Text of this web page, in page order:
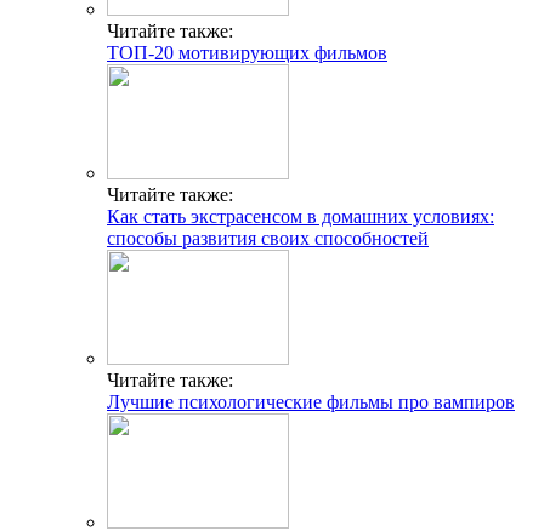
Читайте также:
ТОП-20 мотивирующих фильмов
Читайте также:
Как стать экстрасенсом в домашних условиях:
способы развития своих способностей
Читайте также:
Лучшие психологические фильмы про вампиров